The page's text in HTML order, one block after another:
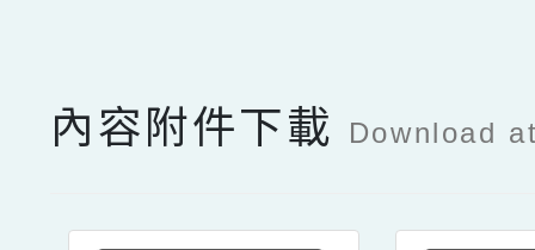
內容附件下載 Download